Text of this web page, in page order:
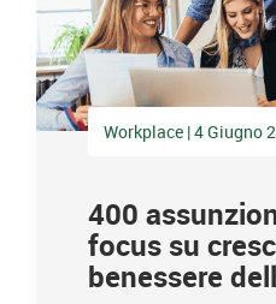
Workplace | 4 Giugno
400
focus su
benessere